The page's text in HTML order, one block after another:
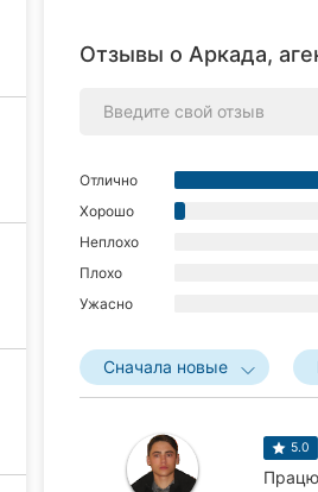
Отзывы о Аркада,
Отлично
Хорошо
Неплохо
Плохо
Ужасно
Сначала новые
5.0